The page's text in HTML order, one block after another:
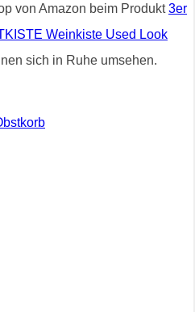
von Amazon beim Produkt3er
Weinkiste Used Look
sich in Ruhe umsehen.